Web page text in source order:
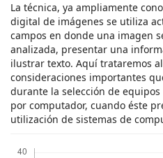
La técnica, ya ampliamente
digital de imágenes se utiliza
campos en donde una imagen
analizada, presentar una
ilustrar texto. Aquí trataremos
consideraciones importantes
durante la selección de
por computador, cuando éste
utilización de sistemas de